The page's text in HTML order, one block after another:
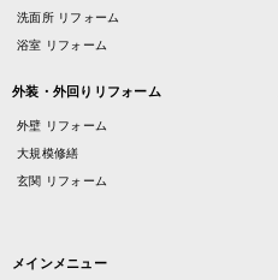
洗面所 リフォーム
浴室 リフォーム
外装・外回りリフォーム
外壁 リフォーム
大規模修繕
玄関 リフォーム
メインメニュー